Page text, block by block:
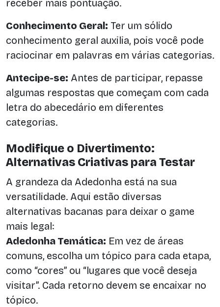
receber mais pontuação.
Conhecimento Geral: Ter um sólido
conhecimento geral auxilia, pois você pode
raciocinar em palavras em várias categorias.
Antecipe-se: Antes de participar, repasse
algumas respostas que começam com cada
letra do abecedário em diferentes
categorias.
Modifique o Divertimento:
Alternativas Criativas para Testar
A grandeza da Adedonha está na sua
versatilidade. Aqui estão diversas
alternativas bacanas para deixar o game
mais legal:
Adedonha Temática: Em vez de áreas
comuns, escolha um tópico para cada etapa,
como “cores” ou “lugares que você deseja
visitar”. Cada retorno devem se encaixar no
tópico.